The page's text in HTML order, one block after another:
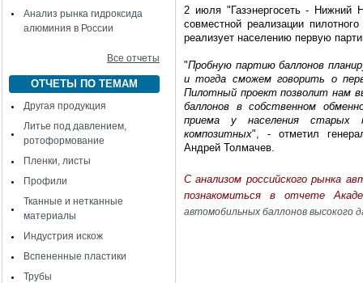
Анализ рынка гидроксида
алюминия в России
Все отчеты
ОТЧЕТЫ ПО ТЕМАМ
Другая продукция
Литье под давлением,
ротоформование
Пленки, листы
Профили
Тканные и нетканные
материалы
Индустрия искож
Вспененные пластики
Трубы
2 июля "Газэнергосеть - Нижний
совместной реализации
реализует населению первую
"Пробную партию баллонов
и тогда сможем говорить о
Пилотный проект позволит нам
баллонов в собственном
приема у населения старых
композитных", - отметил
Андрей Толмачев.
С анализом российского рынка
познакомиться в отчете
автомобильных баллонов высокого